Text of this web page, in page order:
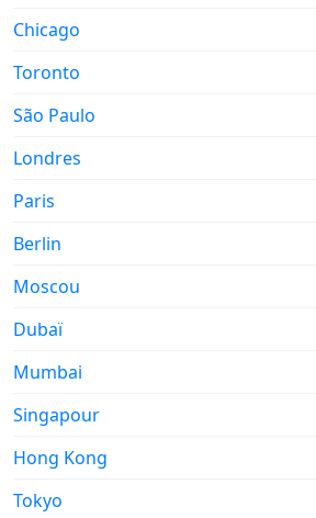
Chicago
Toronto
São Paulo
Londres
Paris
Berlin
Moscou
Dubaï
Mumbai
Singapour
Hong Kong
Tokyo